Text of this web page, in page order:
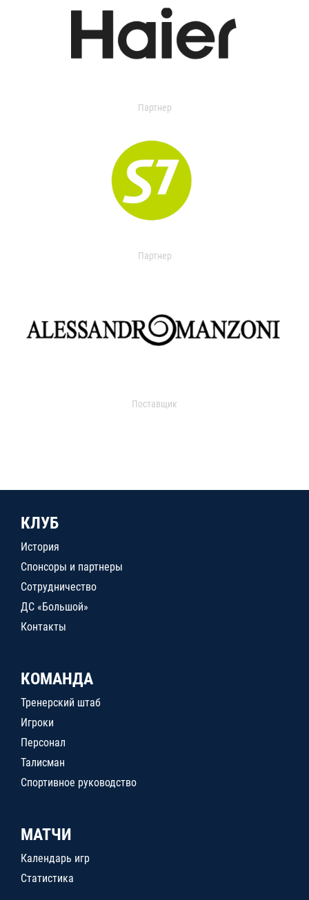
Партнер
Партнер
Поставщик
КЛУБ
История
Спонсоры и партнеры
Сотрудничество
ДС «Большой»
Контакты
КОМАНДА
Тренерский штаб
Игроки
Персонал
Талисман
Спортивное руководство
МАТЧИ
Календарь игр
Статистика